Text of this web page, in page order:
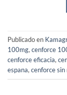
Publicado en
100mg,cenforce
cenforce eficacia,
espana,cenforce sin